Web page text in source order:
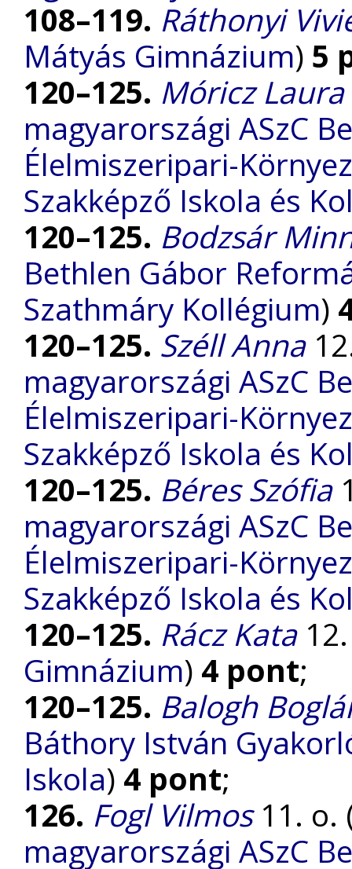
108–119. Ráthonyi
Mátyás Gimnázium) 5
120–125. Móricz Laura
magyarországi ASzC
Élelmiszeripari-
Szakképző Iskola és
120–125. Bodzsár
Bethlen Gábor
Szathmáry Kollégium)
120–125. Széll Anna
magyarországi ASzC
Élelmiszeripari-
Szakképző Iskola és
120–125. Béres Szófia
magyarországi ASzC
Élelmiszeripari-
Szakképző Iskola és
120–125. Rácz Kata12.
Gimnázium) 4 pont;
120–125. Balogh
Báthory István
Iskola) 4 pont;
126. Fogl Vilmos 11. o.
magyarországi ASzC